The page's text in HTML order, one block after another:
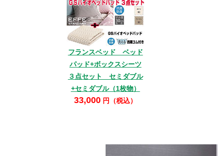
フランスベッド ベッド
パッド+ボックスシーツ
３点セット セミダブル
+セミダブル（1枚物）
33,000 円（税込）